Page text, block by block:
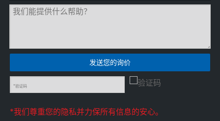
发送您的询价
*我们尊重您的隐私并力保所有信息的安心。